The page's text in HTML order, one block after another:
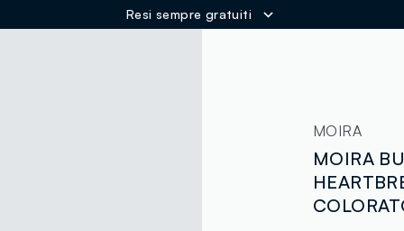
Resi sempre gratuiti
MOIRA
MOIRA